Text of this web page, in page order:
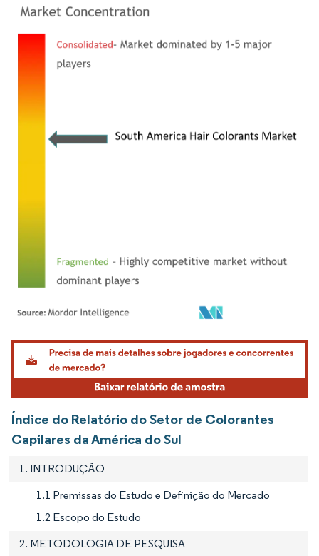
Imagem © Mordor Intelligence. O reuso requer atribuição conforme CC BY 4.0.
Índice do Relatório do Setor de Colorantes
Capilares da América do Sul
1. INTRODUÇÃO
1.1 Premissas do Estudo e Definição do Mercado
1.2 Escopo do Estudo
2. METODOLOGIA DE PESQUISA